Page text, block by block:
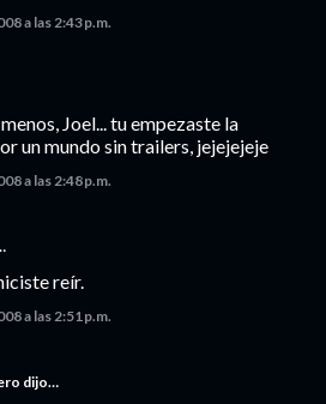
a las 2:43 p.m.
Joel... tu empezaste la
un mundo sin trailers, jejejejeje
a las 2:48 p.m.
reír.
a las 2:51 p.m.
dijo…